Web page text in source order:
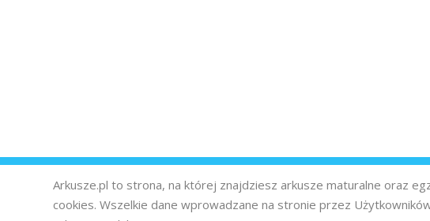
Arkusze.pl to strona, na której znajdziesz arkusze maturalne oraz
cookies. Wszelkie dane wprowadzane na stronie przez